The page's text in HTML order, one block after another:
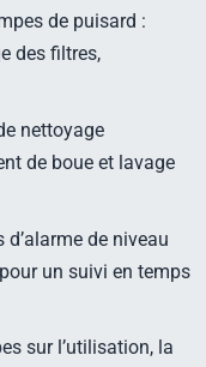
de puisard :
des filtres,
nettoyage
de boue et lavage
de niveau
un suivi en temps
sur l’utilisation, la